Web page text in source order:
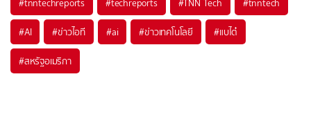
#AI #ข่าวไอที #ai #ข่าวเทคโนโลยี #แบไต๋
#สหรัฐอเมริกา